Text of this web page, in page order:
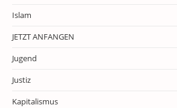
Islam
JETZT ANFANGEN
Jugend
Justiz
Kapitalismus